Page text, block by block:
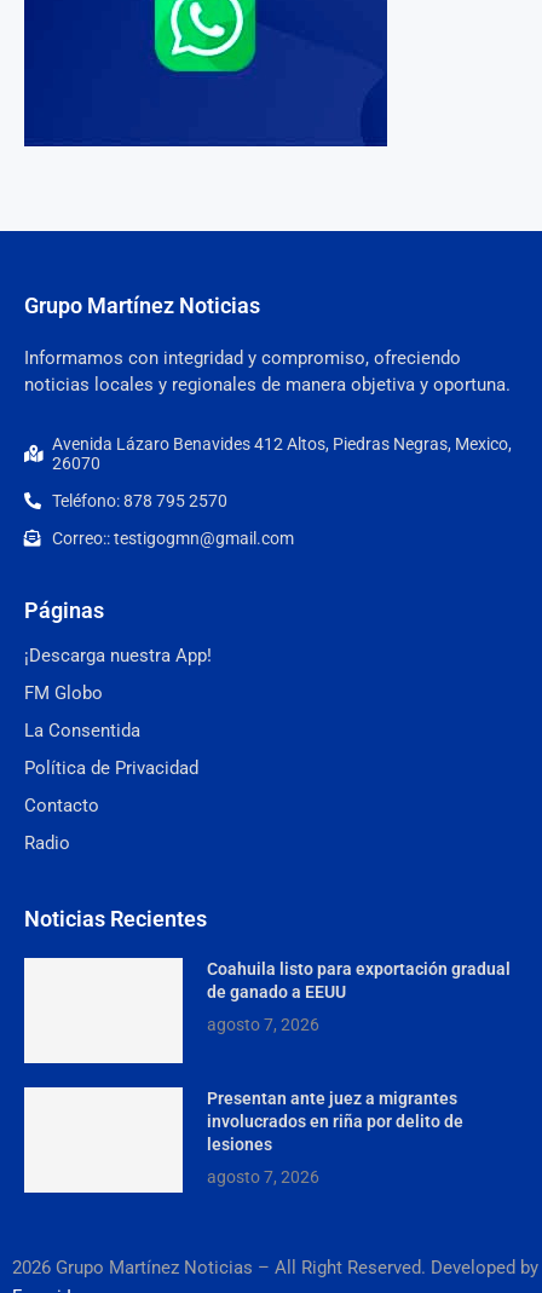
Grupo Martínez Noticias
Informamos con integridad y compromiso, ofreciendo
noticias locales y regionales de manera objetiva y oportuna.
Avenida Lázaro Benavides 412 Altos, Piedras Negras, Mexico,
26070
Teléfono: 878 795 2570
Correo:: testigogmn@gmail.com
Páginas
¡Descarga nuestra App!
FM Globo
La Consentida
Política de Privacidad
Contacto
Radio
Noticias Recientes
Coahuila listo para exportación gradual
de ganado a EEUU
agosto 7, 2026
Presentan ante juez a migrantes
involucrados en riña por delito de
lesiones
agosto 7, 2026
2026 Grupo Martínez Noticias – All Right Reserved. Developed by